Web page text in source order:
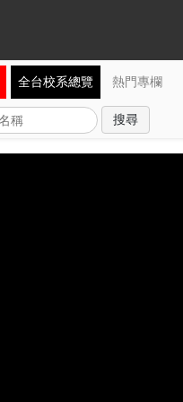
全台校系總覽 熱門專欄